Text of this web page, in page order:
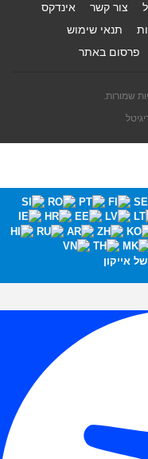
צור קשר
אינדקס
תנאי שימוש
פרסום באתר